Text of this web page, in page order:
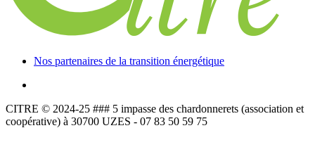
Nos partenaires de la transition énergétique
CITRE © 2024-25 ### 5 impasse des chardonnerets (association et
coopérative) à 30700 UZES - 07 83 50 59 75